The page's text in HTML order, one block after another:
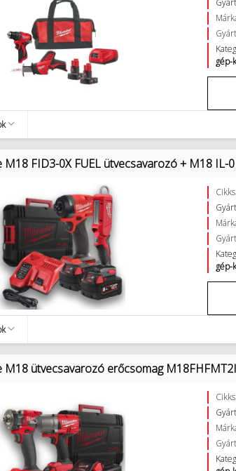
gép-
M18 FID3-0X FUEL ütvecsavarozó + M18 IL-
gép-
M18 ütvecsavarozó erőcsomag